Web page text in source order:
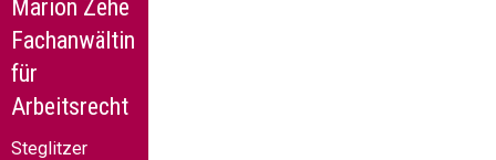
Marion Zehe
Fachanwältin
für
Arbeitsrecht
Steglitzer